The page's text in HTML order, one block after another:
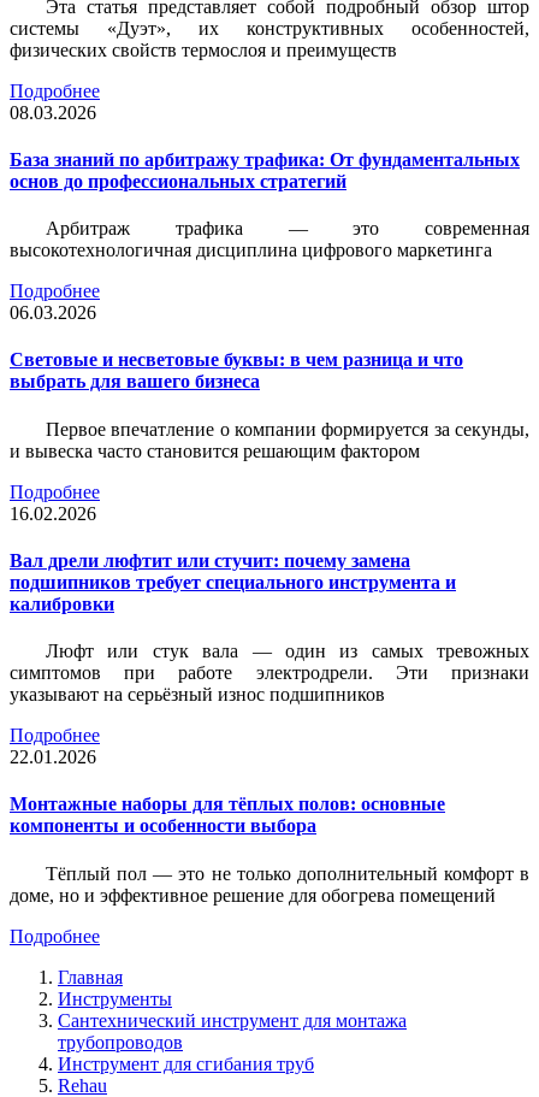
Эта статья представляет собой подробный обзор штор
системы «Дуэт», их конструктивных особенностей,
физических свойств термослоя и преимуществ
Подробнее
08.03.2026
База знаний по арбитражу трафика: От фундаментальных
основ до профессиональных стратегий
Арбитраж трафика — это современная
высокотехнологичная дисциплина цифрового маркетинга
Подробнее
06.03.2026
Световые и несветовые буквы: в чем разница и что
выбрать для вашего бизнеса
Первое впечатление о компании формируется за секунды,
и вывеска часто становится решающим фактором
Подробнее
16.02.2026
Вал дрели люфтит или стучит: почему замена
подшипников требует специального инструмента и
калибровки
Люфт или стук вала — один из самых тревожных
симптомов при работе электродрели. Эти признаки
указывают на серьёзный износ подшипников
Подробнее
22.01.2026
Монтажные наборы для тёплых полов: основные
компоненты и особенности выбора
Тёплый пол — это не только дополнительный комфорт в
доме, но и эффективное решение для обогрева помещений
Подробнее
Главная
Инструменты
Сантехнический инструмент для монтажа
трубопроводов
Инструмент для сгибания труб
Rehau